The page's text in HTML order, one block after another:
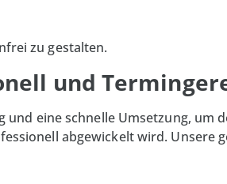
zu gestalten.
und
eine schnelle Umsetzung, um
abgewickelt wird. Unsere